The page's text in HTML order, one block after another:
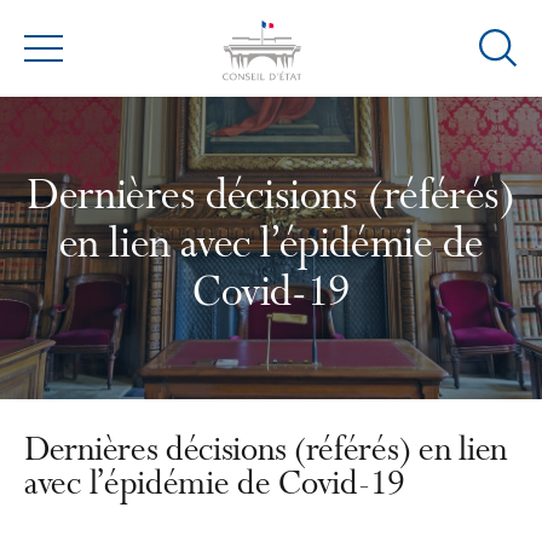
Menu
Ouvrir
de
Dernières décisions (référés)
en lien avec l’épidémie de
Covid-19
Dernières décisions (référés) en lien
avec l’épidémie de Covid-19